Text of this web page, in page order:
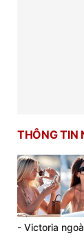
THÔNG TIN
- Victoria